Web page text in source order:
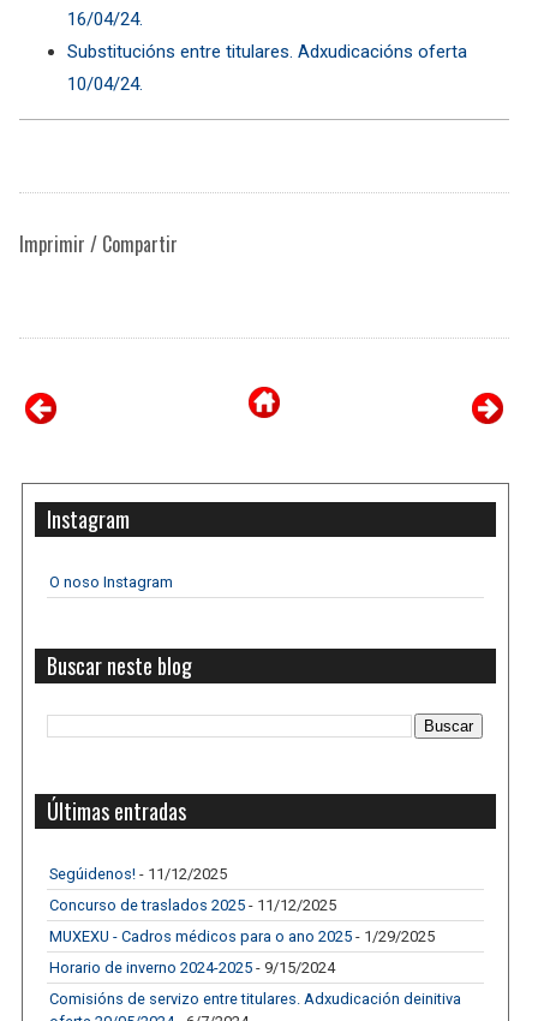
16/04/24.
Substitucións entre titulares. Adxudicacións oferta
10/04/24.
Imprimir / Compartir
Instagram
O noso Instagram
Buscar neste blog
Últimas entradas
Segúidenos! - 11/12/2025
Concurso de traslados 2025 - 11/12/2025
MUXEXU - Cadros médicos para o ano 2025 - 1/29/2025
Horario de inverno 2024-2025 - 9/15/2024
Comisións de servizo entre titulares. Adxudicación deinitiva